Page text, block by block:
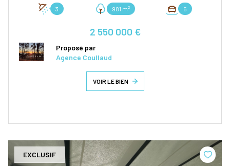
3 981 m² 5
2 550 000 €
Proposé par
Agence Coullaud
VOIR LE BIEN
EXCLUSIF